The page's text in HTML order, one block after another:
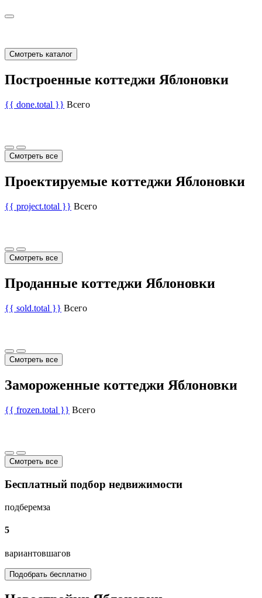
Смотреть каталог
Построенные коттеджи Яблоновки
{{ done.total }} Всего
Смотреть все
Проектируемые коттеджи Яблоновки
{{ project.total }} Всего
Смотреть все
Проданные коттеджи Яблоновки
{{ sold.total }} Всего
Смотреть все
Замороженные коттеджи Яблоновки
{{ frozen.total }} Всего
Смотреть все
Бесплатный подбор недвижимости
подберемза
5
вариантовшагов
Подобрать бесплатно